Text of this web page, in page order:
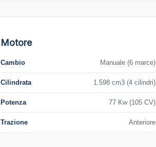
Motore
Cambio Manuale (6 marce)
Cilindrata 1.598 cm3 (4 cilindri)
Potenza 77 Kw (105 CV)
Trazione Anteriore